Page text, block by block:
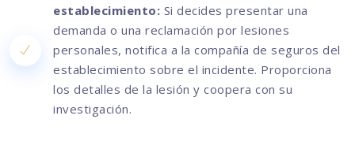
establecimiento: Si decides presentar una
demanda o una reclamación por lesiones
personales, notifica a la compañía de seguros del
establecimiento sobre el incidente. Proporciona
los detalles de la lesión y coopera con su
investigación.